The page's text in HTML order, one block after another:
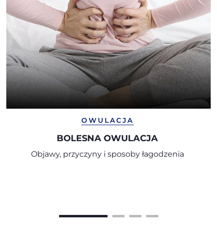
OWULACJA
BOLESNA OWULACJA
Objawy, przyczyny i sposoby łagodzenia